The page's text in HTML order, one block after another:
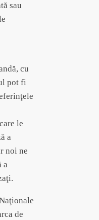
sau
cu
pot fi
le
a
noi ne
a
de